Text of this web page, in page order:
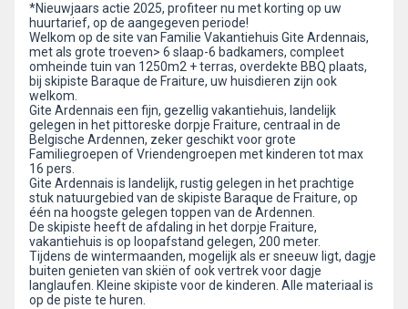
*Nieuwjaars actie 2025, profiteer nu met korting op uw
huurtarief, op de aangegeven periode!
Welkom op de site van Familie Vakantiehuis Gite Ardennais,
met als grote troeven> 6 slaap-6 badkamers, compleet
omheinde tuin van 1250m2 + terras, overdekte BBQ plaats,
bij skipiste Baraque de Fraiture, uw huisdieren zijn ook
welkom.
Gite Ardennais een fijn, gezellig vakantiehuis, landelijk
gelegen in het pittoreske dorpje Fraiture, centraal in de
Belgische Ardennen, zeker geschikt voor grote
Familiegroepen of Vriendengroepen met kinderen tot max
16 pers.
Gite Ardennais is landelijk, rustig gelegen in het prachtige
stuk natuurgebied van de skipiste Baraque de Fraiture, op
één na hoogste gelegen toppen van de Ardennen.
De skipiste heeft de afdaling in het dorpje Fraiture,
vakantiehuis is op loopafstand gelegen, 200 meter.
Tijdens de wintermaanden, mogelijk als er sneeuw ligt, dagje
buiten genieten van skiën of ook vertrek voor dagje
langlaufen. Kleine skipiste voor de kinderen. Alle materiaal is
op de piste te huren.